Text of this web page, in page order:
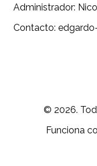
Administrador:
Contacto:
© 2026.
Funciona